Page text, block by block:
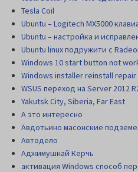
Tesla Coil
Ubuntu – Logitech MX5000
Ubuntu – настройка и
Ubuntu linux подружити с
Windows 10 start button not
Windows installer reinstall repair
WSUS переход на Server 2012
Yakutsk City, Siberia, Far East
А это интересно
Авдотьино масонские
Автодело
Аджимушкай Керчь
активация Windows способ